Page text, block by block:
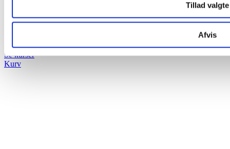
Tillad valgte
Afvis
Kontakt og find Softworld
Se kurser
Kurv